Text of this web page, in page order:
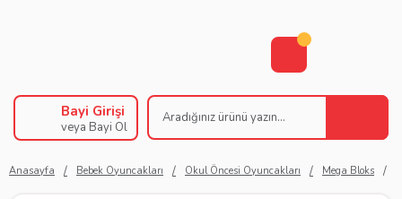
Bayi Girişi
veya Bayi Ol
Anasayfa Bebek Oyuncakları Okul Öncesi Oyuncakları Mega Bloks